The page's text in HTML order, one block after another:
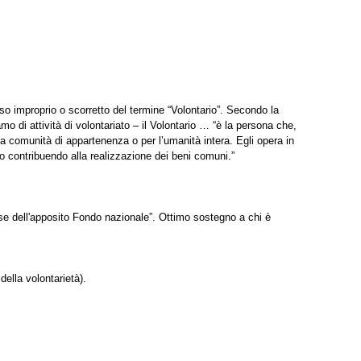
improprio o scorretto del termine “Volontario”. Secondo la
di attività di volontariato – il Volontario … “è la persona che,
di appartenenza o per l’umanità intera. Egli opera in
alla realizzazione dei beni comuni.”
dell'apposito Fondo nazionale”. Ottimo sostegno a chi è
volontarietà).